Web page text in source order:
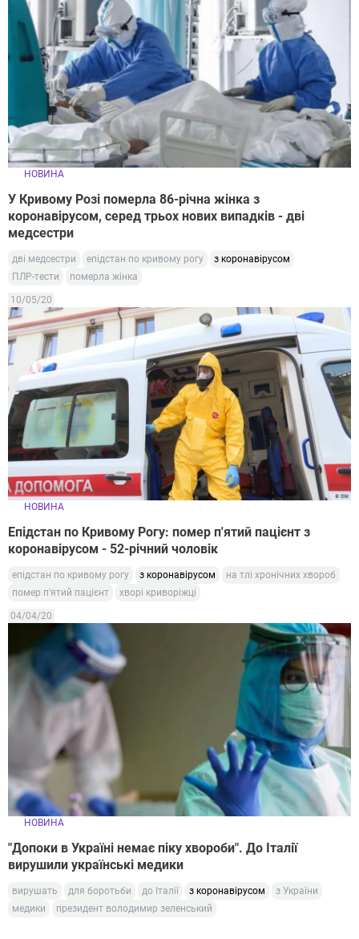
НОВИНА
У Кривому Розі померла 86-річна жінка з
коронавірусом, серед трьох нових випадків - дві
медсестри
дві медсестри епідстан по кривому рогу
з коронавірусом
ПЛР-тести
померла жінка
10/05/20
НОВИНА
Епідстан по Кривому Рогу: помер п'ятий пацієнт з
коронавірусом - 52-річний чоловік
епідстан по кривому рогу з коронавірусом
на тлі хронічних хвороб
помер п'ятий пацієнт
хворі криворіжці
04/04/20
НОВИНА
"Допоки в Україні немає піку хвороби". До Італії
вирушили українські медики
вирушать для боротьби до Італії з коронавірусом
з України
медики
президент володимир зеленський